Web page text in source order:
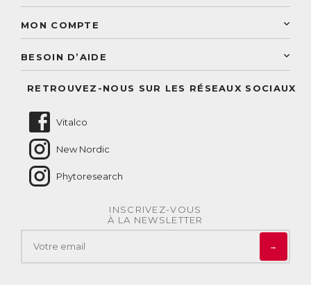
Découvrez le catalogue
Paiement sécurisé
Conseils personnalisés
Conseil personnalisé
MON COMPTE
BESOIN D’AIDE
RETROUVEZ-NOUS SUR LES RÉSEAUX SOCIAUX
Vitalco
New Nordic
Phytoresearch
INSCRIVEZ-VOUS
À LA NEWSLETTER
→